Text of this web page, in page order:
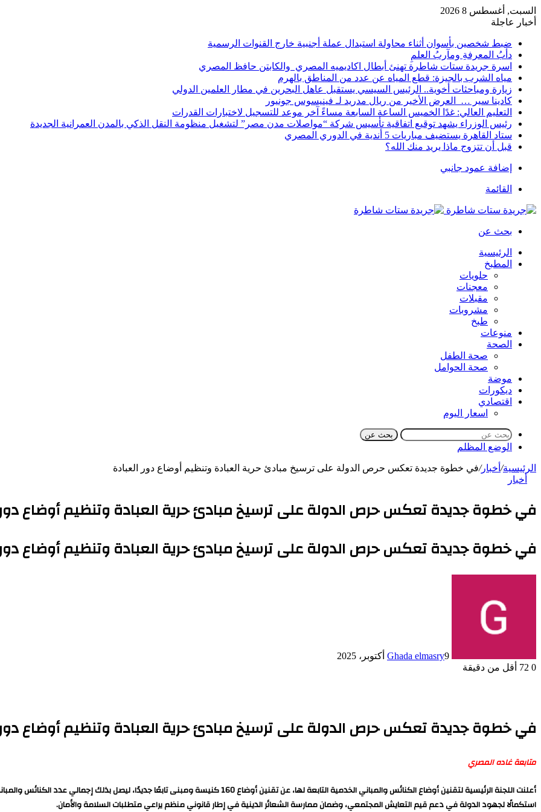
السبت, أغسطس 8 2026
أخبار عاجلة
ضبط شخصين بأسوان أثناء محاولة استبدال عملة أجنبية خارج القنوات الرسمية
دأبُ المعرفةِ ومآربُ العلمِ
اسرة جريدة ستات شاطرة تهنئ أبطال اكاديميه المصري والكابتن حافظ المصري
مياه الشرب بالجيزة: قطع المياه عن عدد من المناطق بالهرم
زيارة ومباحثات أخوية.. الرئيس السيسي يستقبل عاهل البحرين في مطار العلمين الدولي
كادينا سير … العرض الأخير من ريال مدريد لـ فينيسوس جونيور
التعليم العالي: غدًا الخميس الساعة السابعة مساءً آخر موعد للتسجيل لاختبارات القدرات
رئيس الوزراء يشهد توقيع اتفاقية تأسيس شركة “مواصلات مدن مصر” لتشغيل منظومة النقل الذكي بالمدن العمرانية الجديدة
ستاد القاهرة يستضيف مباريات 5 أندية في الدوري المصري
قبل أن تتزوج ماذا يريد منك الله؟
إضافة عمود جانبي
القائمة
بحث عن
الرئيسية
المطبخ
حلويات
معجنات
مقبلات
مشروبات
طبخ
منوعات
الصحة
صحة الطفل
صحة الحوامل
موضة
ديكورات
اقتصادي
اسعار اليوم
بحث عن
الوضع المظلم
الرئيسية/ أخبار/في خطوة جديدة تعكس حرص الدولة على ترسيخ مبادئ حرية العبادة وتنظيم أوضاع دور العبادة
أخبار
في خطوة جديدة تعكس حرص الدولة على ترسيخ مبادئ حرية العبادة وتنظيم أوضاع دور
في خطوة جديدة تعكس حرص الدولة على ترسيخ مبادئ حرية العبادة وتنظيم أوضاع دور
Ghada elmasry9 أكتوبر، 2025
0
أقل من دقيقة
في خطوة جديدة تعكس حرص الدولة على ترسيخ مبادئ حرية العبادة وتنظيم أوضاع دور
متابعة غاده المصري
استكمالًا لجهود الدولة في دعم قيم التعايش المجتمعي، وضمان ممارسة الشعائر الدينية في إطار قانوني منظم يراعي متطلبات السلامة والأمان.